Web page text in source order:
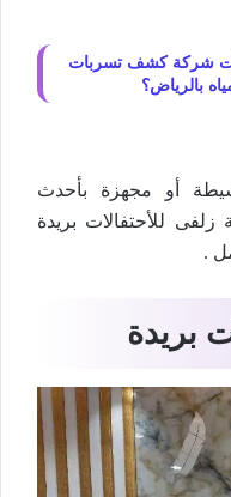
شركة كشف تسربات
بالرياض؟
أو مجهزة بأحدث
زلفى للأحتفالات بريدة
بريدة